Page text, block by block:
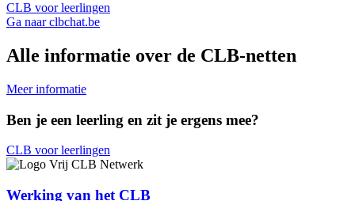
CLB voor leerlingen
Ga naar clbchat.be
Alle informatie over de CLB-netten
Meer informatie
Ben je een leerling en zit je ergens mee?
CLB voor leerlingen
Werking van het CLB